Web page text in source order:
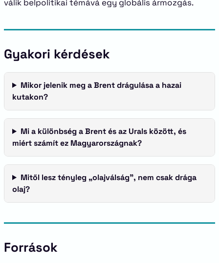
válik belpolitikai témává egy globális ármozgás.
Gyakori kérdések
Mikor jelenik meg a Brent drágulása a hazai
kutakon?
Mi a különbség a Brent és az Urals között, és
miért számít ez Magyarországnak?
Mitől lesz tényleg „olajválság”, nem csak drága
olaj?
Források